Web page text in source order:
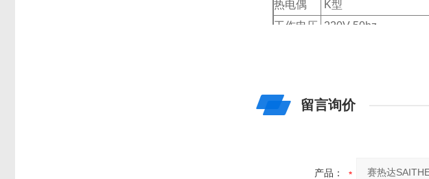
热电偶
K型
工作电压
220V 50hz
留言询价
产品：